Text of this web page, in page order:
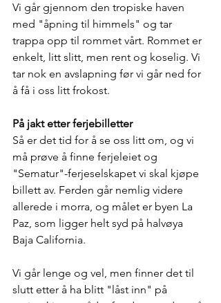
Vi går gjennom den tropiske haven
med "åpning til himmels" og tar
trappa opp til rommet vårt. Rommet er
enkelt, litt slitt, men rent og koselig. Vi
tar nok en avslapning før vi går ned for
å få i oss litt frokost.
På jakt etter ferjebilletter
Så er det tid for å se oss litt om, og vi
må prøve å finne ferjeleiet og
"Sematur"-ferjeselskapet vi skal kjøpe
billett av. Ferden går nemlig videre
allerede i morra, og målet er byen La
Paz, som ligger helt syd på halvøya
Baja California.
Vi går lenge og vel, men finner det til
slutt etter å ha blitt "låst inn" på